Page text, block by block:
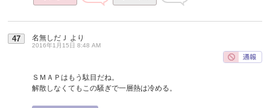
47 名無しだＪ より
2016年1月15日 8:48 AM
ＳＭＡＰはもう駄目だね。
解散しなくてもこの騒ぎで一層熱は冷める。